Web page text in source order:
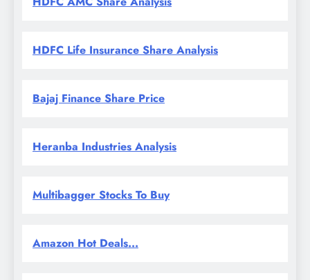
HDFC Life Insurance Share Analysis
Bajaj Finance Share Price
Heranba Industries Analysis
Multibagger Stocks To Buy
Amazon Hot Deals...